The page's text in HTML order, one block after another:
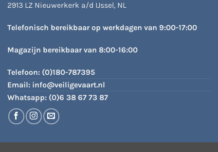
2913 LZ Nieuwerkerk a/d IJssel, NL
Telefonisch bereikbaar op werkdagen van 9:00-17:00
Magazijn bereikbaar van 8:00-16:00
Telefoon: (0)180-787395
Email: info@veiligevaart.nl
Whatsapp: (0)6 38 67 73 87